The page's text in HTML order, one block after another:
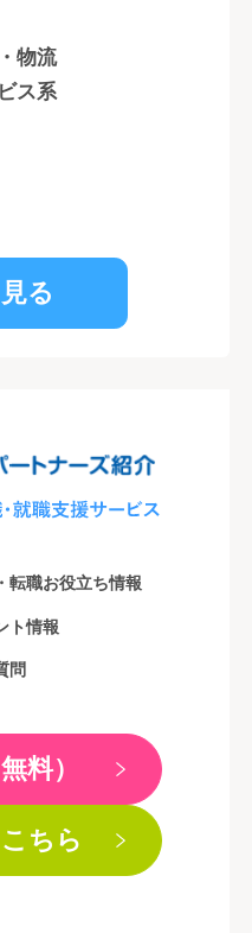
物流
ス系
る
転職お役立ち情報
ト情報
問
料）
ちら